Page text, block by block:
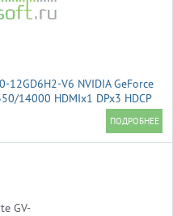
12GD6H2-V6 NVIDIA GeForce
14000 HDMIx1 DPx3 HDCP